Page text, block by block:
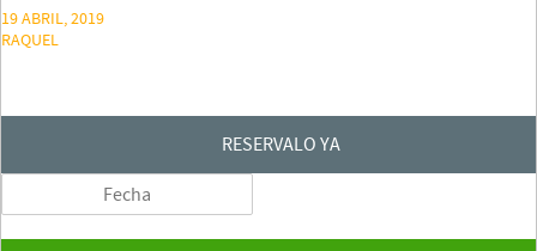
19 ABRIL, 2019
RAQUEL
RESERVALO YA